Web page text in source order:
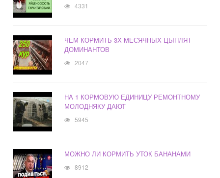
4331
ЧЕМ КОРМИТЬ 3Х МЕСЯЧНЫХ ЦЫПЛЯТ
ДОМИНАНТОВ
2047
НА 1 КОРМОВУЮ ЕДИНИЦУ РЕМОНТНОМУ
МОЛОДНЯКУ ДАЮТ
5945
МОЖНО ЛИ КОРМИТЬ УТОК БАНАНАМИ
8912